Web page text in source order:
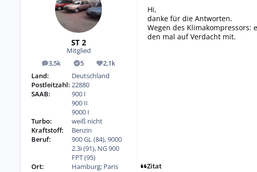
ST 2
Mitglied
3,5k
Beiträge 5
Lösungen2,1k
Reputation
Land:
Deutschland
Postleitzahl: 22880
SAAB:
900 I
900 II
9000 I
Turbo:
weiß nicht
Kraftstoff:
Benzin
Beruf:
900 GL (84), 9000
2.3i (91), NG 900
FPT (95)
Ort:
Hamburg; Paris
Hi,
danke für die Antworten.
Wegen des
den mal auf Verdacht mit.
Zitat